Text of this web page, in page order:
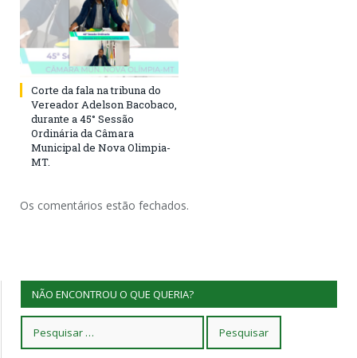
Corte da fala na tribuna do
Vereador Adelson Bacobaco,
durante a 45° Sessão
Ordinária da Câmara
Municipal de Nova Olimpia-
MT.
Os comentários estão fechados.
NÃO ENCONTROU O QUE QUERIA?